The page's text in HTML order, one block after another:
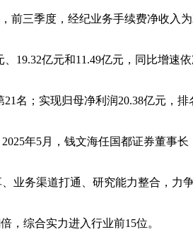
前三季度，经纪业务手续费净收入为
19.32亿元和11.49亿元，同比增速依
名；实现归母净利润20.38亿元，排
年5月，钱文海任国都证券董事长
业务渠道打通、研究能力整合，力
，综合实力进入行业前15位。